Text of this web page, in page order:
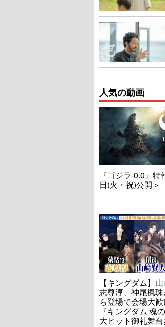
人気の動画
『ゴジラ-0.0』
日(火・祝)公開＞
【キングダム】山
志尊淳、神尾楓
ら登場で会場大
『キングダム 魂
大ヒット御礼舞